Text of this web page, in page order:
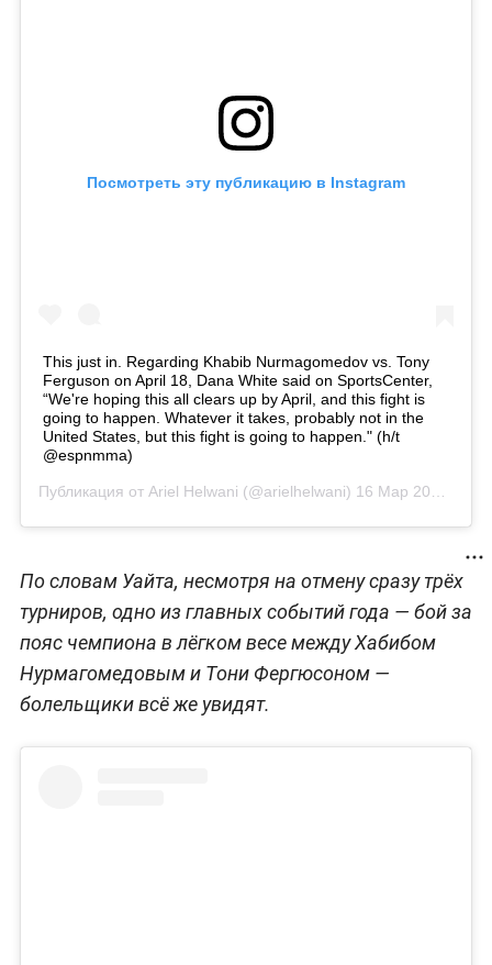
Посмотреть эту публикацию в Instagram
This just in. Regarding Khabib Nurmagomedov vs. Tony
Ferguson on April 18, Dana White said on SportsCenter,
“We're hoping this all clears up by April, and this fight is
going to happen. Whatever it takes, probably not in the
United States, but this fight is going to happen." (h/t
@espnmma)
Публикация от Ariel Helwani (@arielhelwani) 16 Мар 2020 в 2:43 PDT
По словам Уайта, несмотря на отмену сразу трёх
турниров, одно из главных событий года — бой за
пояс чемпиона в лёгком весе между Хабибом
Нурмагомедовым и Тони Фергюсоном —
болельщики всё же увидят.